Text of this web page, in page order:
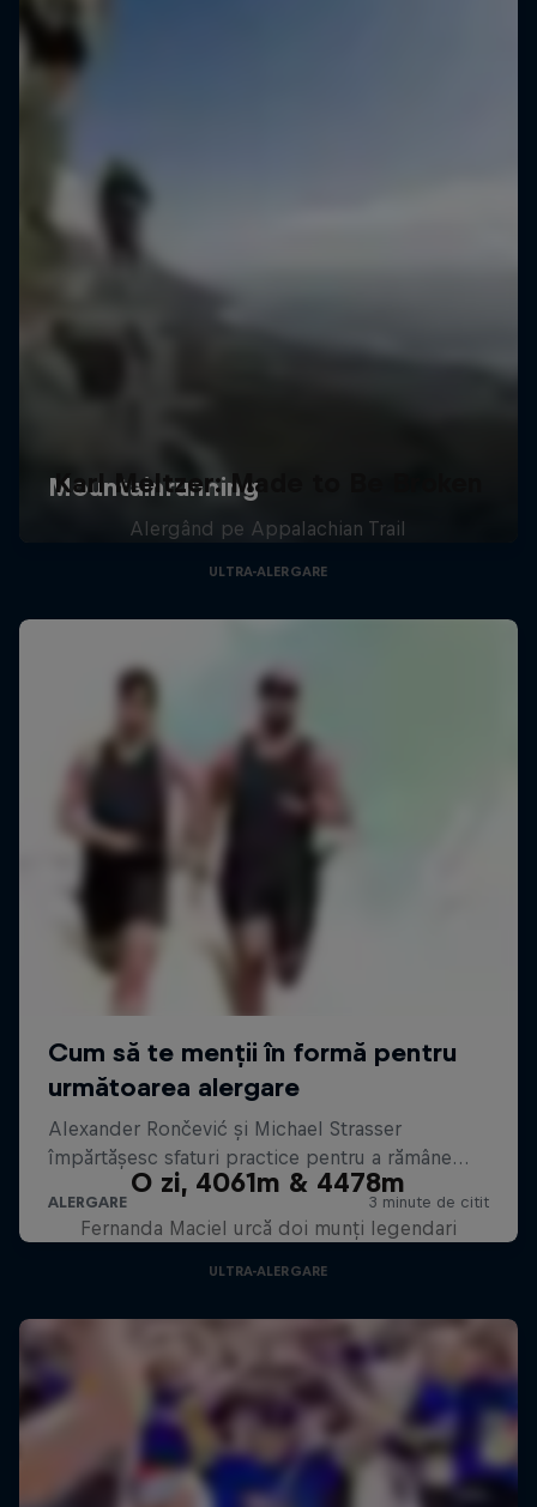
Karl Meltzer: Made to Be Broken
Alergând pe Appalachian Trail
ULTRA-ALERGARE
O zi, 4061m & 4478m
Fernanda Maciel urcă doi munți legendari
ULTRA-ALERGARE